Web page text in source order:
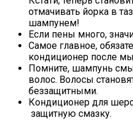
отмачивать йорка в
шампунем!
Если пены много,
Самое главное,
кондиционер после
Помните, шампунь
волос. Волосы
беззащитными.
Кондиционер для
защитную смазку.